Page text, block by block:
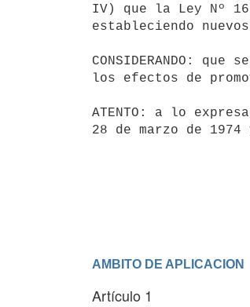
IV) que la Ley Nº
estableciendo
CONSIDERANDO:
los efectos de
ATENTO: a lo
28 de marzo de
AMBITO DE APLICACION
Artículo 1